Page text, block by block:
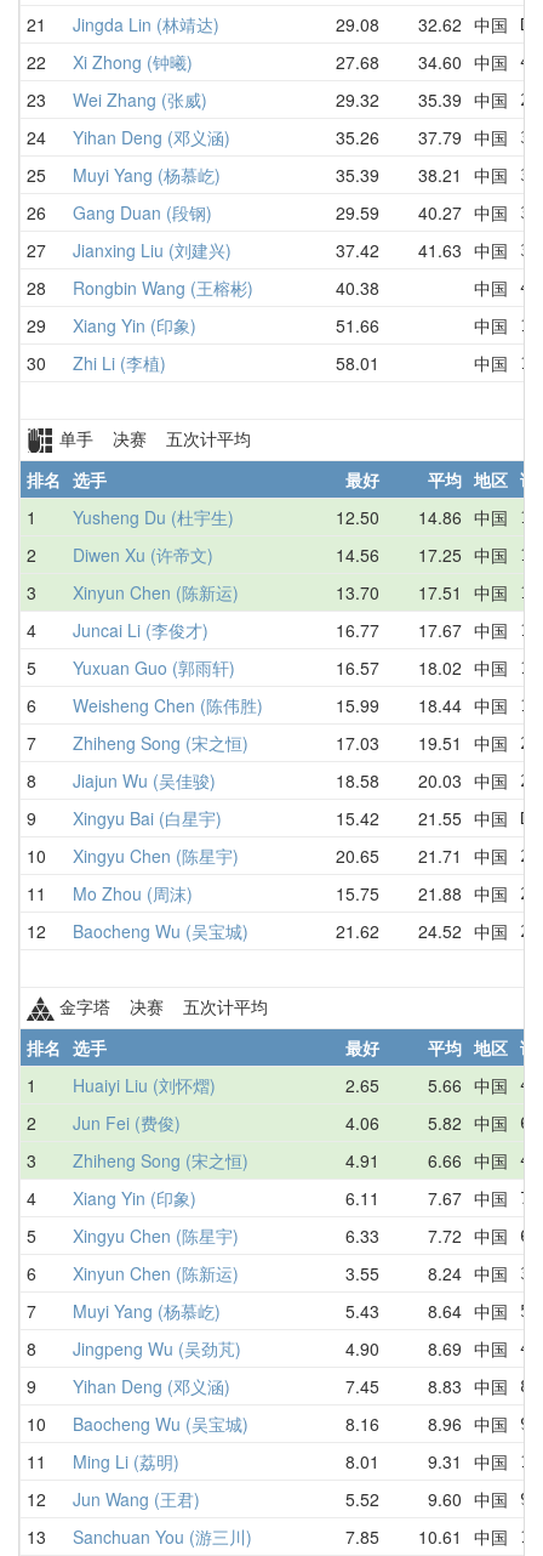
21 Jingda Lin (林靖达) 29.08 32.62 中国
22 Xi Zhong (钟曦) 27.68 34.60 中国
23 Wei Zhang (张威) 29.32 35.39 中国
24 Yihan Deng (邓义涵) 35.26 37.79 中国
25 Muyi Yang (杨慕屹) 35.39 38.21 中国
26 Gang Duan (段钢) 29.59 40.27 中国
27 Jianxing Liu (刘建兴) 37.42 41.63 中国
28 Rongbin Wang (王榕彬) 40.38 中国
29 Xiang Yin (印象) 51.66 中国
30 Zhi Li (李植) 58.01 中国
单手 决赛 五次计平均
排名 选手 最好 平均 地区 详
1
Yusheng Du (杜宇生) 12.50 14.86 中国
2 Diwen Xu (许帝文) 14.56 17.25 中国
3 Xinyun Chen (陈新运) 13.70 17.51 中国
4 Juncai Li (李俊才) 16.77 17.67 中国
5 Yuxuan Guo (郭雨轩) 16.57 18.02 中国
6 Weisheng Chen (陈伟胜) 15.99 18.44 中国
7 Zhiheng Song (宋之恒) 17.03 19.51 中国
8 Jiajun Wu (吴佳骏) 18.58 20.03 中国
9 Xingyu Bai (白星宇) 15.42 21.55 中国
10 Xingyu Chen (陈星宇) 20.65 21.71 中国
11 Mo Zhou (周沫) 15.75 21.88 中国
12 Baocheng Wu (吴宝城) 21.62 24.52 中国
金字塔 决赛 五次计平均
排名 选手 最好 平均 地区 详
1
Huaiyi Liu (刘怀熠) 2.65 5.66 中国
2 Jun Fei (费俊) 4.06 5.82 中国
3 Zhiheng Song (宋之恒) 4.91 6.66 中国
4 Xiang Yin (印象) 6.11 7.67 中国
5 Xingyu Chen (陈星宇) 6.33 7.72 中国
6 Xinyun Chen (陈新运) 3.55 8.24 中国
7 Muyi Yang (杨慕屹) 5.43 8.64 中国
8 Jingpeng Wu (吴劲芃) 4.90 8.69 中国
9 Yihan Deng (邓义涵) 7.45 8.83 中国
10 Baocheng Wu (吴宝城) 8.16 8.96 中国
11 Ming Li (荔明) 8.01 9.31 中国
12 Jun Wang (王君) 5.52 9.60 中国
13 Sanchuan You (游三川) 7.85 10.61 中国